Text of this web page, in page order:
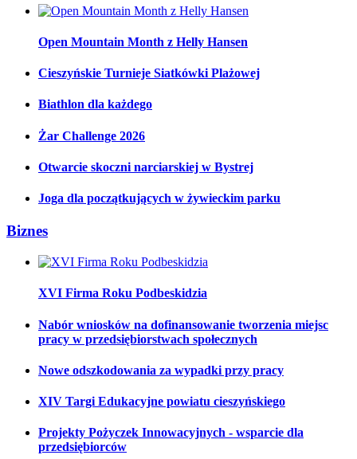
Open Mountain Month z Helly Hansen
Cieszyńskie Turnieje Siatkówki Plażowej
Biathlon dla każdego
Żar Challenge 2026
Otwarcie skoczni narciarskiej w Bystrej
Joga dla początkujących w żywieckim parku
Biznes
XVI Firma Roku Podbeskidzia
Nabór wniosków na dofinansowanie tworzenia miejsc
pracy w przedsiębiorstwach społecznych
Nowe odszkodowania za wypadki przy pracy
XIV Targi Edukacyjne powiatu cieszyńskiego
Projekty Pożyczek Innowacyjnych - wsparcie dla
przedsiębiorców